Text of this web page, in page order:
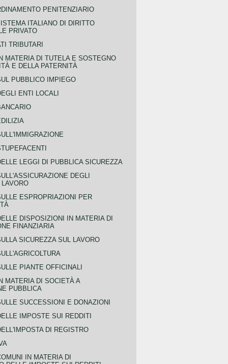
PENITENZIARIO
ITALIANO DI DIRITTO
PRIVATO
TRIBUTARI
MATERIA DI TUTELA E SOSTEGNO
E DELLA PATERNITÀ
PUBBLICO IMPIEGO
ENTI LOCALI
LEGGI DI PUBBLICA SICUREZZA
DEGLI
LAVORO
ESPROPRIAZIONI PER
DISPOSIZIONI IN MATERIA DI
FINANZIARIA
SICUREZZA SUL LAVORO
PIANTE OFFICINALI
MATERIA DI SOCIETÀ A
PUBBLICA
SUCCESSIONI E DONAZIONI
IMPOSTE SUI REDDITI
DI REGISTRO
IN MATERIA DI